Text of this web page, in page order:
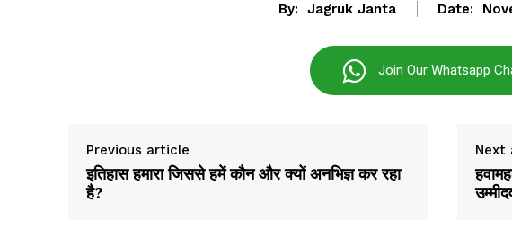
Jagruk Janta
By: Jagruk Janta Date:
Join Our Whatsapp
Previous article
इतिहास हमारा जिससे हमें कौन और क्यों अनभिज्ञ कर रहा
है?
Next